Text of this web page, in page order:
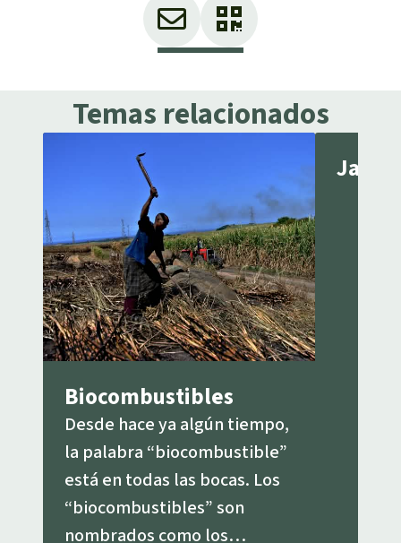
Temas relacionados
Biocombustibles
Desde hace ya algún tiempo,
la palabra “biocombustible”
está en todas las bocas. Los
“biocombustibles” son
nombrados como los